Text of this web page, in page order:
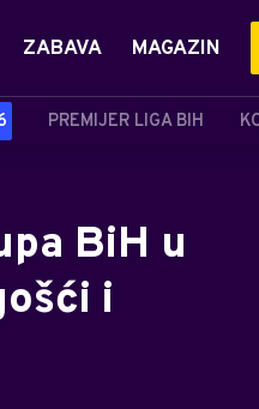
PREMIJER LIGA BIH
ZABAVA MAGAZIN
BiH u
i